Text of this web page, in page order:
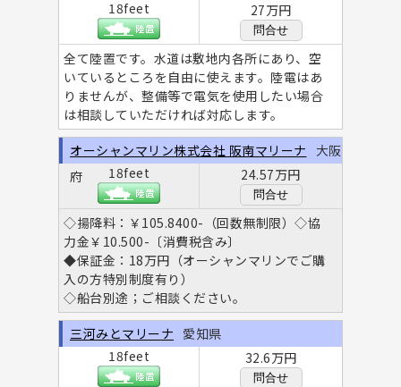
18feet 27万円
問合せ
全て陸置です。水道は敷地内各所にあり、空
いているところを自由に使えます。陸電はあ
りませんが、整備等で電気を使用したい場合
は相談していただければ対応します。
18feet 24.57万円
問合せ
◇揚降料：￥105.8400-（回数無制限）◇協
力金￥10.500-〔消費税含み〕
◆保証金：18万円（オーシャンマリンでご購
入の方特別制度有り）
◇船台別途；ご相談ください。
オーシャンマリン株式会社 阪南マリーナ 大阪
府
18feet 32.6万円
問合せ
三河みとマリーナ 愛知県